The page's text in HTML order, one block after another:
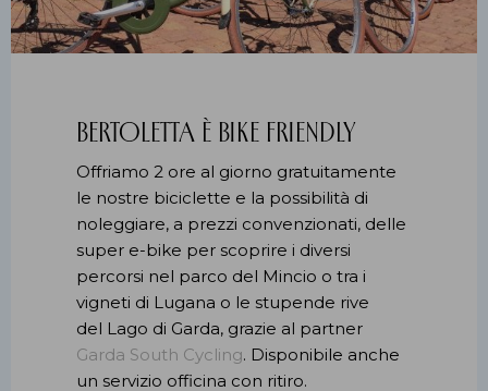
Bertoletta è Bike Friendly
Offriamo 2 ore al giorno gratuitamente
le nostre biciclette e la possibilità di
noleggiare, a prezzi convenzionati, delle
super e-bike per scoprire i diversi
percorsi nel parco del Mincio o tra i
vigneti di Lugana o le stupende rive
del Lago di Garda, grazie al partner
Garda South Cycling. Disponibile anche
un servizio officina con ritiro.